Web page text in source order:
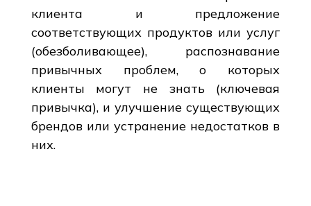
клиента и предложение
соответствующих продуктов или услуг
(обезболивающее), распознавание
привычных проблем, о которых
клиенты могут не знать (ключевая
привычка), и улучшение существующих
брендов или устранение недостатков в
них.